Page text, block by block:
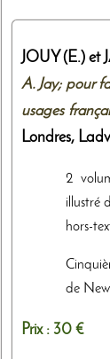
JOUY (E.) et
A. Jay; pour
usages
Londres,
2
illustré
hors-
de
Prix : 30 €